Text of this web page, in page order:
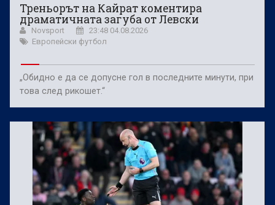
Треньорът на Кайрат коментира
драматичната загуба от Левски
Novsport
23:48 04.08.2026
Европейски футбол
„Обидно е да се допусне гол в последните минути, при
това след рикошет.“